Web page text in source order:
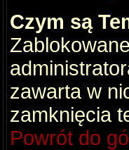
Czym są
zawarta w
zamknięcia
Powrót do